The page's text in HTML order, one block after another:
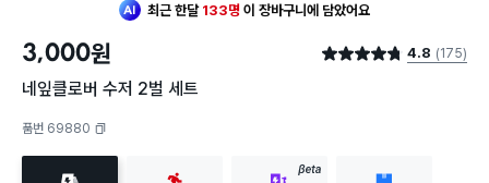
최근 한달 133명 이 장바구니에 담았어요
장바구니에 담았어요
3,000원 별점 4.8점 4.8 (175)
네잎클로버 수저 2벌 세트
품번 69880
BETA